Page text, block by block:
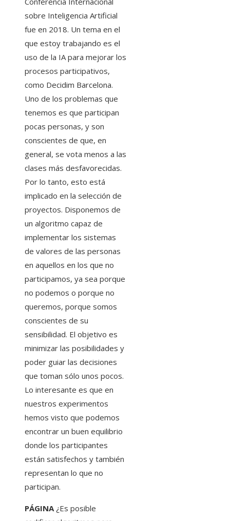
sobre Inteligencia Artificial
fue en 2018. Un tema en el
que estoy trabajando es el
uso de la IA para mejorar los
procesos participativos,
como Decidim Barcelona.
Uno de los problemas que
tenemos es que participan
pocas personas, y son
conscientes de que, en
general, se vota menos a las
clases más desfavorecidas.
Por lo tanto, esto está
implicado en la selección de
proyectos. Disponemos de
un algoritmo capaz de
implementar los sistemas
de valores de las personas
en aquellos en los que no
participamos, ya sea porque
no podemos o porque no
queremos, porque somos
conscientes de su
sensibilidad. El objetivo es
minimizar las posibilidades y
poder guiar las decisiones
que toman sólo unos pocos.
Lo interesante es que en
nuestros experimentos
hemos visto que podemos
encontrar un buen equilibrio
donde los participantes
están satisfechos y también
representan lo que no
participan.
PÁGINA¿Es posible